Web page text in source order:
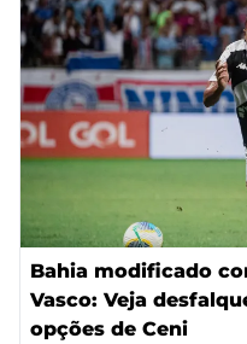
Bahia modificado
Vasco: Veja
opções de Ceni